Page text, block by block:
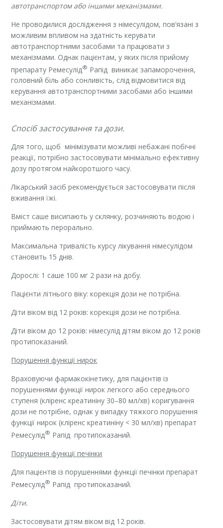
автотранспортом або іншими механізмами.
Не проводилися дослідження з німесулідом, пов’язані з
можливим впливом на здатність керувати
автотранспортними засобами та працювати з
механізмами. Однак пацієнтам, у яких після прийому
препарату Ремесулід® Рапід виникає запаморочення,
головний біль або сонливість, слід відмовитися від
керування автотранспортними засобами або іншими
механізмами.
Спосіб застосування та дози.
Для того, щоб мінімізувати можливі небажані побічні
реакції, потрібно застосовувати мінімально ефективну
дозу протягом найкоротшого часу.
Лікарський засіб рекомендується застосовувати після
вживання їжі.
Вміст саше висипають у склянку, розчиняють водою і
приймають перорально.
Максимальна тривалість курсу лікування німесулідом
становить 15 днів.
Дорослі: 1 саше 100 мг 2 рази на добу.
Пацієнти літнього віку: корекція дози не потрібна.
Діти віком від 12 років: корекція дози не потрібна.
Діти віком до 12 років: німесулід дітям віком до 12 років
протипоказаний.
Порушення функції нирок
Враховуючи фармакокінетику, для пацієнтів із
порушеннями функції нирок легкого або середнього
ступеня (кліренс креатиніну 30–80 мл/хв) коригування
дози не потрібне, однак у випадку тяжкого порушення
функції нирок (кліренс креатиніну < 30 мл/хв) препарат
Ремесулід® Рапід протипоказаний.
Порушення функції печінки
Для пацієнтів із порушеннями функції печінки препарат
Ремесулід® Рапід протипоказаний.
Діти.
Застосовувати дітям віком від 12 років.